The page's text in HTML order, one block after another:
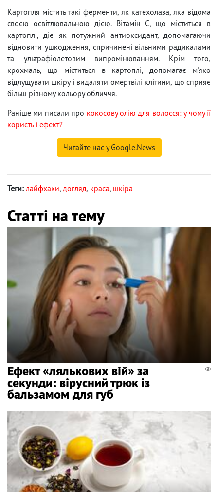
Картопля містить такі ферменти, як катехолаза, яка відома
своєю освітлювальною дією. Вітамін С, що міститься в
картоплі, діє як потужний антиоксидант, допомагаючи
відновити ушкодження, спричинені вільними радикалами
та ультрафіолетовим випромінюванням. Крім того,
крохмаль, що міститься в картоплі, допомагає м'яко
відлущувати шкіру і видаляти омертвілі клітини, що сприяє
більш рівному кольору обличчя.
Раніше ми писали про кокосову олію для волосся: у чому її
користь і ефект?
Читайте нас у Google.News
Теги: лайфхаки, догляд, краса, шкіра
Статті на тему
Ефект «лялькових вій» за
секунди: вірусний трюк із
бальзамом для губ